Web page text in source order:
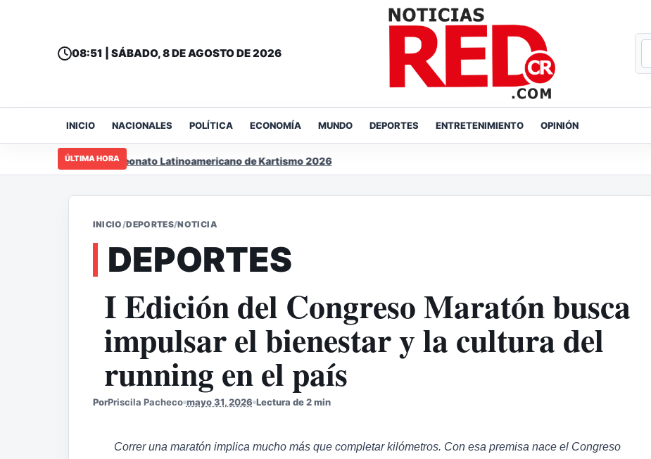
08:51 | SÁBADO, 8 DE AGOSTO DE 2026
INICIO NACIONALES POLÍTICA ECONOMÍA MUNDO DEPORTES ENTRETENIMIENTO OPINIÓN
ÚLTIMA HORA
del Campeonato Latinoamericano de Kartismo 2026
INICIO/DEPORTES/NOTICIA
DEPORTES
I Edición del Congreso Maratón busca
impulsar el bienestar y la cultura del
running en el país
PorPriscila Pacheco mayo 31, 2026 Lectura de 2 min
Correr una maratón implica mucho más que completar kilómetros. Con esa premisa nace el Congreso